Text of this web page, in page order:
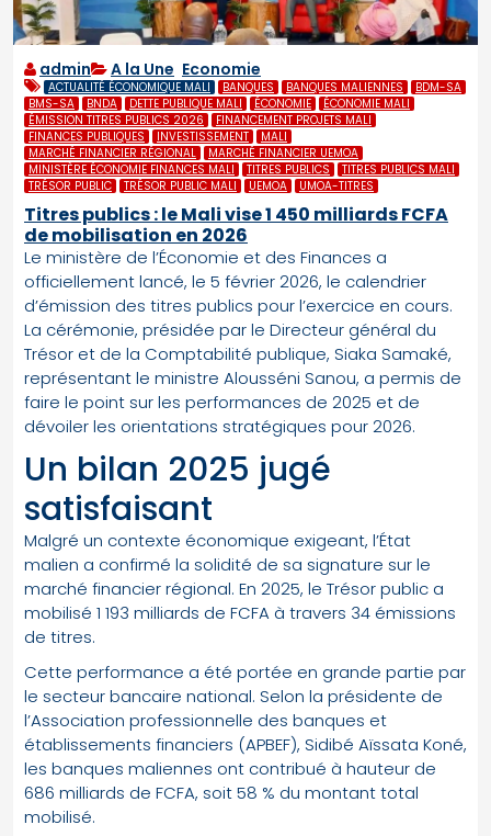
admin A la Une Economie
ACTUALITÉ ÉCONOMIQUE MALI BANQUES BANQUES MALIENNES
BDM-SA
BMS-SA
BNDA DETTE PUBLIQUE MALI ÉCONOMIE
ÉCONOMIE MALI
ÉMISSION TITRES PUBLICS 2026
FINANCEMENT PROJETS MALI
FINANCES PUBLIQUES
INVESTISSEMENT
MALI
MARCHÉ FINANCIER RÉGIONAL
MARCHÉ FINANCIER UEMOA
MINISTÈRE ÉCONOMIE FINANCES MALI
TITRES PUBLICS
TITRES PUBLICS MALI
TRÉSOR PUBLIC
TRÉSOR PUBLIC MALI UEMOA UMOA-TITRES
Titres publics : le Mali vise 1 450 milliards FCFA
de mobilisation en 2026
Le ministère de l’Économie et des Finances a
officiellement lancé, le 5 février 2026, le calendrier
d’émission des titres publics pour l’exercice en cours.
La cérémonie, présidée par le Directeur général du
Trésor et de la Comptabilité publique, Siaka Samaké,
représentant le ministre Alousséni Sanou, a permis de
faire le point sur les performances de 2025 et de
dévoiler les orientations stratégiques pour 2026.
Un bilan 2025 jugé
satisfaisant
Malgré un contexte économique exigeant, l’État
malien a confirmé la solidité de sa signature sur le
marché financier régional. En 2025, le Trésor public a
mobilisé 1 193 milliards de FCFA à travers 34 émissions
de titres.
Cette performance a été portée en grande partie par
le secteur bancaire national. Selon la présidente de
l’Association professionnelle des banques et
établissements financiers (APBEF), Sidibé Aïssata Koné,
les banques maliennes ont contribué à hauteur de
686 milliards de FCFA, soit 58 % du montant total
mobilisé.